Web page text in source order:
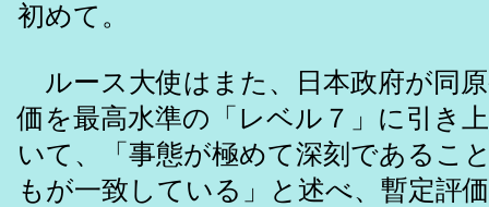
初めて。
ルース大使はまた、日本政府が同
価を最高水準の「レベル７」に引き
いて、「事態が極めて深刻であるこ
もが一致している」と述べ、暫定評